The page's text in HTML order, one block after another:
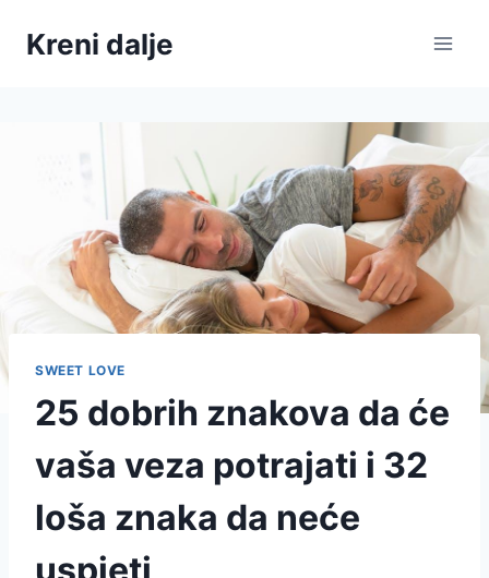
Kreni dalje
SWEET LOVE
25 dobrih znakova da će
vaša veza potrajati i 32
loša znaka da neće
uspjeti